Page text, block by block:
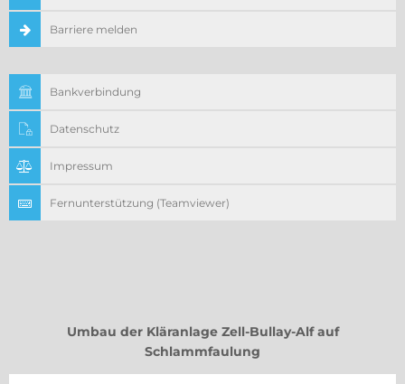
Barriere melden
Bankverbindung
Datenschutz
Impressum
Fernunterstützung (Teamviewer)
Umbau der Kläranlage Zell-Bullay-Alf auf
Schlammfaulung